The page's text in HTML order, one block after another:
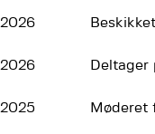
2026
2026
2025 Møderet